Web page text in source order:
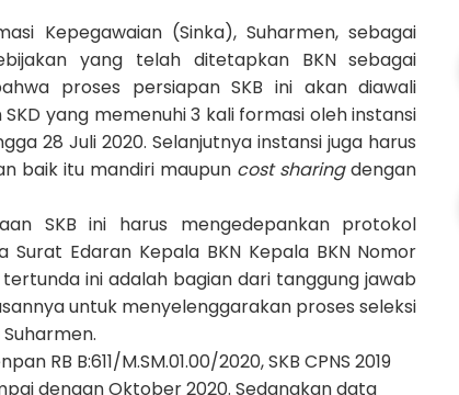
Kepegawaian (Sinka), Suharmen, sebagai
yang telah ditetapkan BKN sebagai
proses persiapan SKB ini akan diawali
yang memenuhi 3 kali formasi oleh instansi
28 Juli 2020. Selanjutnya instansi juga harus
baik itu mandiri maupun cost sharingdengan
SKB ini harus mengedepankan protokol
Edaran Kepala BKN Kepala BKN Nomor
tertunda ini adalah bagian dari tanggung jawab
untuk menyelenggarakan proses seleksi
RB B:611/M.SM.01.00/2020, SKB CPNS 2019
dengan Oktober 2020. Sedangkan data